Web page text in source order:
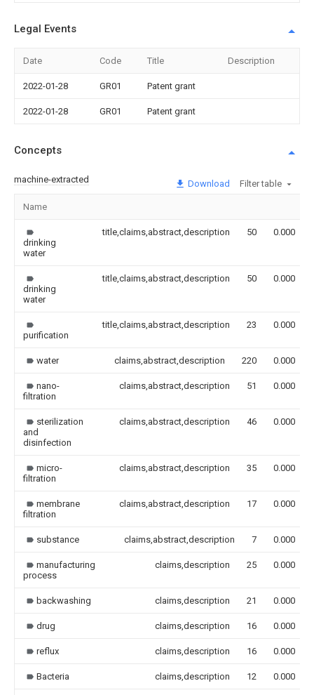
Legal Events
Date Code Title Description
2022-01-28 GR01 Patent grant
2022-01-28 GR01 Patent grant
Concepts
machine-extracted Download Filter table
Name
drinking
water
title,claims,abstract,description 50 0.000
drinking
water
title,claims,abstract,description 50 0.000
purification
title,claims,abstract,description 23 0.000
water claims,abstract,description 220 0.000
nano-
filtration
claims,abstract,description 51 0.000
sterilization
and
disinfection
claims,abstract,description 46 0.000
micro-
filtration
claims,abstract,description 35 0.000
membrane
filtration
claims,abstract,description 17 0.000
substance claims,abstract,description 7 0.000
manufacturing
process
claims,description 25 0.000
backwashing claims,description 21 0.000
drug claims,description 16 0.000
reflux claims,description 16 0.000
Bacteria claims,description 12 0.000